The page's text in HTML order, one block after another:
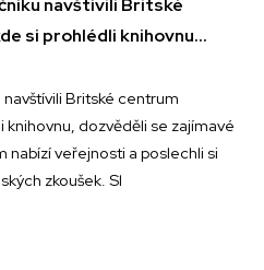
navštívili Britské
si prohlédli knihovnu...
Britské centrum
knihovnu, dozvěděli se zajímavé
veřejnosti a poslechli si
zkoušek. Sl